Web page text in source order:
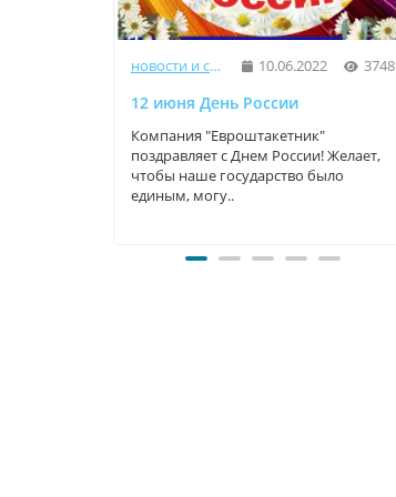
новости и статьи 10.06.2022 3748
12 июня День России
Компания "Евроштакетник"
поздравляет с Днем России! Желает,
чтобы наше государство было
единым, могу..